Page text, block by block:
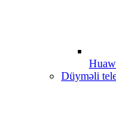
Düyməli